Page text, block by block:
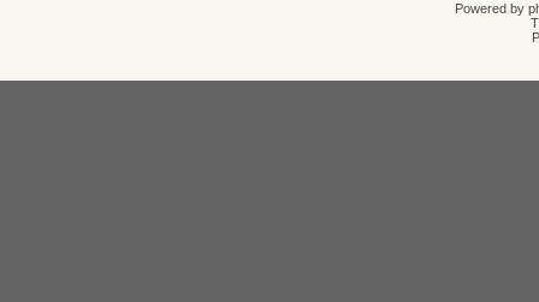
Powered by